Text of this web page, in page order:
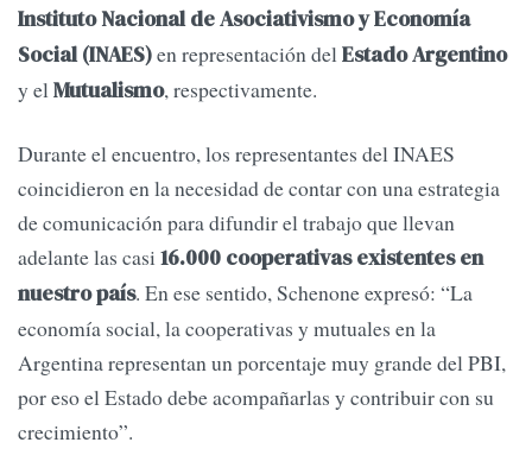
Instituto Nacional de Asociativismo y Economía
Social (INAES)en representación delEstado Argentino
y elMutualismo, respectivamente.
Durante el encuentro, los representantes del INAES
coincidieron en la necesidad de contar con una estrategia
de comunicación para difundir el trabajo que llevan
adelante las casi 16.000 cooperativas existentes en
nuestro país. En ese sentido, Schenone expresó: “La
economía social, la cooperativas y mutuales en la
Argentina representan un porcentaje muy grande del PBI,
por eso el Estado debe acompañarlas y contribuir con su
crecimiento”.